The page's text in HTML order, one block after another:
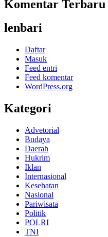
Komentar Terbaru
lenbari
Daftar
Masuk
Feed entri
Feed komentar
WordPress.org
Kategori
Advetorial
Budaya
Daerah
Hukrim
Iklan
Internasional
Kesehatan
Nasional
Pariwisata
Politik
POLRI
TNI